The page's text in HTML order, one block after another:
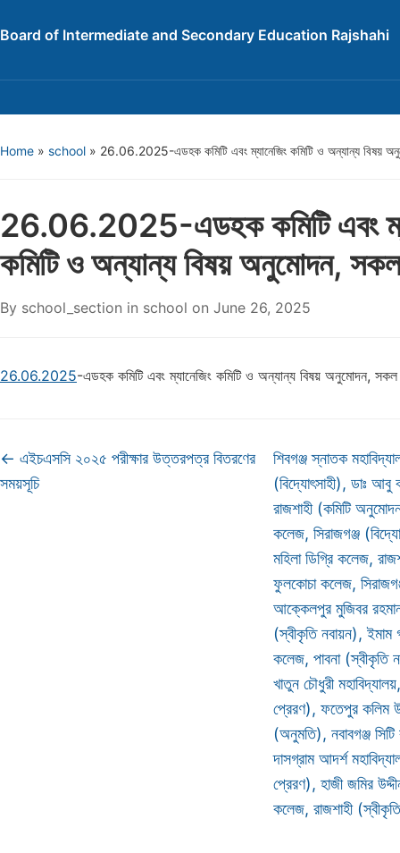
Board of Intermediate and Secondary Education Rajshahi
Home » school » 26.06.2025-এডহক কমিটি এবং ম্যানেজিং কমিটি ও অন্যান্য বিষয়
26.06.2025-এডহক কমিটি এবং
কমিটি ও অন্যান্য বিষয় অনুমোদন,
By school_section in school on June 26, 2025
26.06.2025-এডহক কমিটি এবং ম্যানেজিং কমিটি ও অন্যান্য বিষয় অনুমোদন,
← এইচএসসি ২০২৫ পরীক্ষার উত্তরপত্র বিতরণের
সময়সূচি
শিবগঞ্জ স্নাতক
(বিদ্যোৎসাহী), ডাঃ
রাজশাহী (কমিটি
কলেজ, সিরাজগঞ্জ
মহিলা ডিগ্রি কলেজ,
ফুলকোচা কলেজ,
আক্কেলপুর মুজিবর
(স্বীকৃতি নবায়ন), ইমাম
কলেজ, পাবনা (স্বীকৃতি
খাতুন চৌধুরী
প্রেরণ), ফতেপুর কলিম
(অনুমতি), নবাবগঞ্জ
দাসগ্রাম আদর্শ
প্রেরণ), হাজী জমির
কলেজ, রাজশাহী